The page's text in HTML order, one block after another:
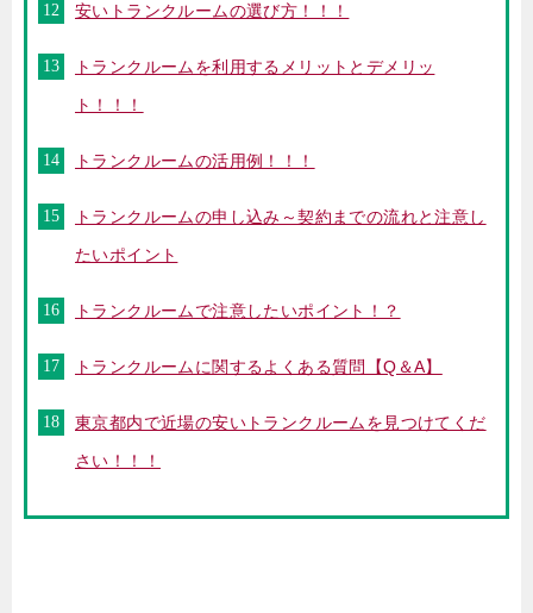
安いトランクルームの選び方！！！
トランクルームを利用するメリットとデメリッ
ト！！！
トランクルームの活用例！！！
トランクルームの申し込み～契約までの流れと注意し
たいポイント
トランクルームで注意したいポイント！？
トランクルームに関するよくある質問【Q＆A】
東京都内で近場の安いトランクルームを見つけてくだ
さい！！！